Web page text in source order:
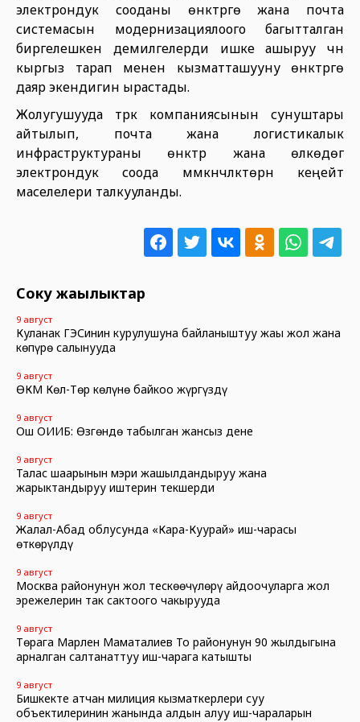
электрондук сооданы өнүктүрүүгө жана почта
системасын модернизациялоого багытталган
биргелешкен демилгелерди ишке ашыруу үчүн
кыргыз тарап менен кызматташууну өнүктүрүүгө
даяр экендигин ырастады.
Жолугушууда түрк компаниясынын сунуштары
айтылып, почта жана логистикалык
инфраструктураны өнүктүрүү жана өлкөдөгү
электрондук соода мүмкүнчүлүктөрүн кеңейтүү
маселелери талкууланды.
Соңку жаңылыктар
9 август
Куланак ГЭСинин курулушуна байланыштуу жаңы жол жана
көпүрө салынууда
9 август
ӨКМ Көл-Төр көлүнө байкоо жүргүздү
9 август
Ош ОИИБ: Өзгөндө табылган жансыз дене
9 август
Талас шаарынын мэри жашылдандыруу жана
жарыктандыруу иштерин текшерди
9 август
Жалал-Абад облусунда «Кара-Куурай» иш-чарасы
өткөрүлдү
9 август
Москва районунун жол тескөөчүлөрү айдоочуларга жол
эрежелерин так сактоого чакырууда
9 август
Төрага Марлен Маматалиев Тоң районунун 90 жылдыгына
арналган салтанаттуу иш-чарага катышты
9 август
Бишкекте атчан милиция кызматкерлери суу
объектилеринин жанында алдын алуу иш-чараларын